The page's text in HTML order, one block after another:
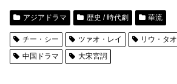
アジアドラマ 歴史 / 時代劇 華流
チー・シー ツァオ・レイ リウ・タオ
中国ドラマ
大宋宮詞